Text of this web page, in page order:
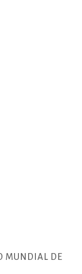
MUNDIAL DE